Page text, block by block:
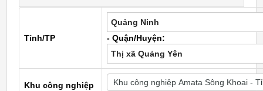
Tỉnh/TP
Quảng Ninh
- Quận/Huyện:
Thị xã Quảng Yên
Khu công nghiệp